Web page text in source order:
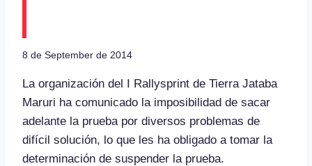
8 de September de 2014
La organización del I Rallysprint de Tierra Jataba
Maruri ha comunicado la imposibilidad de sacar
adelante la prueba por diversos problemas de
difícil solución, lo que les ha obligado a tomar la
determinación de suspender la prueba.